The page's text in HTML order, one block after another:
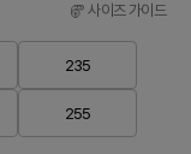
사이즈 가이드
235
255